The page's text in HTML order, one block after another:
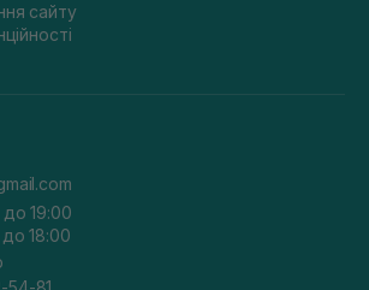
сайту
19:00
18:00